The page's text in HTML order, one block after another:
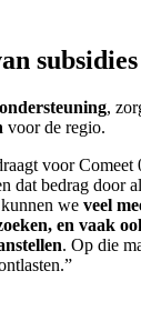
,
voor de regio.
voor
dat bedrag door
we veel
en vaak
. Op die